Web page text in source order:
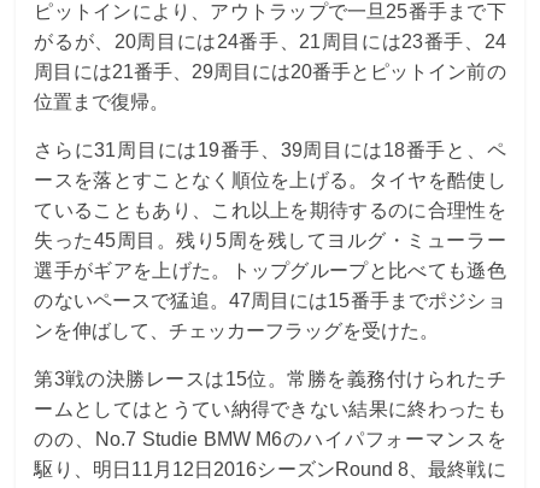
ピットインにより、アウトラップで一旦25番手まで下
がるが、20周目には24番手、21周目には23番手、24
周目には21番手、29周目には20番手とピットイン前の
位置まで復帰。
さらに31周目には19番手、39周目には18番手と、ペ
ースを落とすことなく順位を上げる。タイヤを酷使し
ていることもあり、これ以上を期待するのに合理性を
失った45周目。残り5周を残してヨルグ・ミューラー
選手がギアを上げた。トップグループと比べても遜色
のないペースで猛追。47周目には15番手までポジショ
ンを伸ばして、チェッカーフラッグを受けた。
第3戦の決勝レースは15位。常勝を義務付けられたチ
ームとしてはとうてい納得できない結果に終わったも
のの、No.7 Studie BMW M6のハイパフォーマンスを
駆り、明日11月12日2016シーズンRound 8、最終戦に